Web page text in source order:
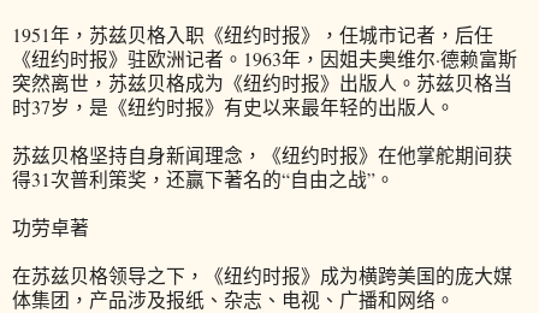
1951年，苏兹贝格入职《纽约时报》，任城市记者，后任
《纽约时报》驻欧洲记者。1963年，因姐夫奥维尔·德赖富斯
突然离世，苏兹贝格成为《纽约时报》出版人。苏兹贝格当
时37岁，是《纽约时报》有史以来最年轻的出版人。
苏兹贝格坚持自身新闻理念，《纽约时报》在他掌舵期间获
得31次普利策奖，还赢下著名的“自由之战”。
功劳卓著
在苏兹贝格领导之下，《纽约时报》成为横跨美国的庞大媒
体集团，产品涉及报纸、杂志、电视、广播和网络。